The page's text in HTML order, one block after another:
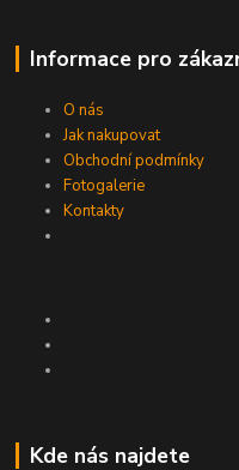
Informace pro
O nás
Jak nakupovat
Obchodní podmínky
Fotogalerie
Kontakty
Kde nás najdete